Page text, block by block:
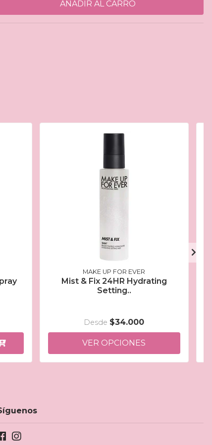
MAKE UP FOR EVER
Mist & Fix 24HR Hydrating
Setting..
Desde $34.000
VER OPCIONES